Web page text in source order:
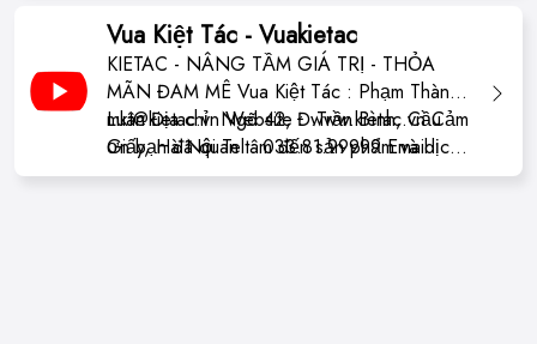
Hotline : 033 81 99999Vua Kiệt Tác - Vuakietac
KIETAC - NÂNG TẦM GIÁ TRỊ - THỎA
MÃN ĐAM MÊ Vua Kiệt Tác : Phạm Thành
Luân Địa chỉ: Ngõ 42, Đ.Trần Bình, Cầu
Giấy, Hà Nội Tel : 033.81.99999 Email :
mkt@kietac.vnWebsite : www.kietac.vn Cảm
ơn bạn đã quan tâm đến sản phẩm và dịch
vụ của chúng tôi, vui lòng gửi liên hệ theo